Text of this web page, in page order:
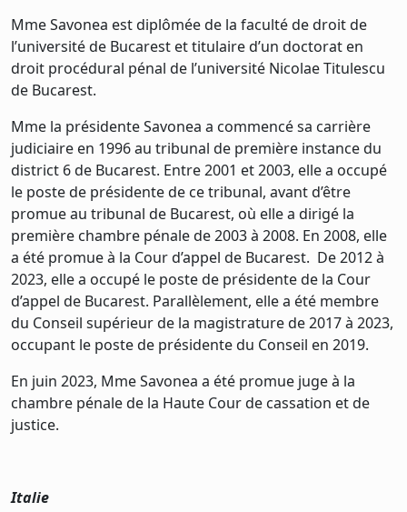
Mme Savonea est diplômée de la faculté de droit de
l’université de Bucarest et titulaire d’un doctorat en
droit procédural pénal de l’université Nicolae Titulescu
de Bucarest.
Mme la présidente Savonea a commencé sa carrière
judiciaire en 1996 au tribunal de première instance du
district 6 de Bucarest. Entre 2001 et 2003, elle a occupé
le poste de présidente de ce tribunal, avant d’être
promue au tribunal de Bucarest, où elle a dirigé la
première chambre pénale de 2003 à 2008. En 2008, elle
a été promue à la Cour d’appel de Bucarest. De 2012 à
2023, elle a occupé le poste de présidente de la Cour
d’appel de Bucarest. Parallèlement, elle a été membre
du Conseil supérieur de la magistrature de 2017 à 2023,
occupant le poste de présidente du Conseil en 2019.
En juin 2023, Mme Savonea a été promue juge à la
chambre pénale de la Haute Cour de cassation et de
justice.
Italie